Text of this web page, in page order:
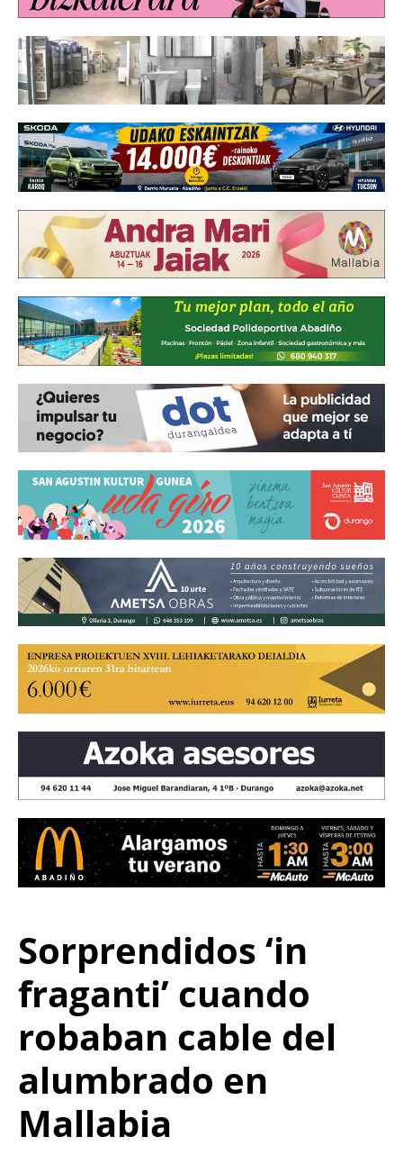
Sorprendidos ‘in
fraganti’ cuando
robaban cable del
alumbrado en
Mallabia